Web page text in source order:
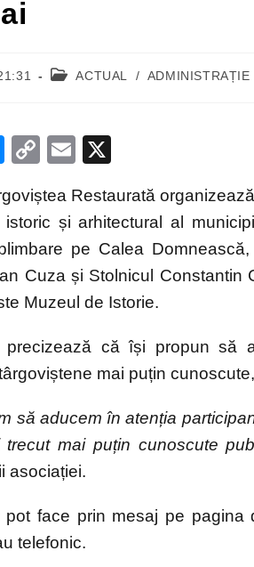
PostACTUAL / ADMINISTRAȚIE
M
ss
e
n
g
C
p
y
Li
n
E
ail
Restaurată
istoric și arhitectural al
pe Calea
Cuza și Stolnicul Constantin
Muzeul de Istorie.
precizează că își propun să
mai puțin
să aducem în atenția
trecut mai puțin cunoscute
asociației.
pot face prin mesaj pe pagina
telefonic.